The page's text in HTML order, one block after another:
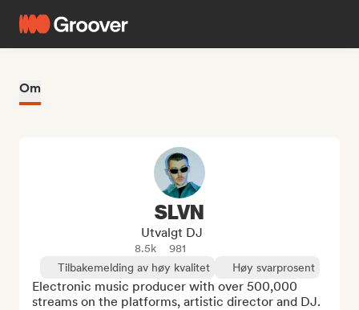
Om
SLVN
Utvalgt DJ
8.5k
981
Tilbakemelding av høy kvalitet
Høy svarprosent
Electronic music producer with over 500,000
streams on the platforms, artistic director and DJ.